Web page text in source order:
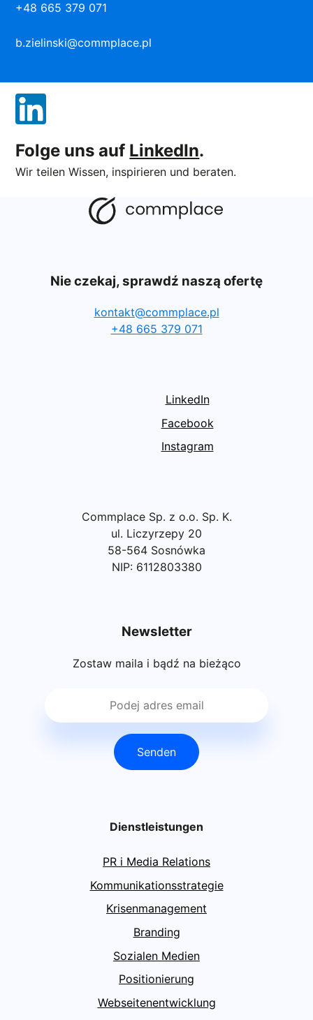
+48 665 379 071
b.zielinski@commplace.pl
Folge uns auf LinkedIn.
Wir teilen Wissen, inspirieren und beraten.
Nie czekaj, sprawdź naszą ofertę
kontakt@commplace.pl
+48 665 379 071
LinkedIn
Facebook
Instagram
Commplace Sp. z o.o. Sp. K.
ul. Liczyrzepy 20
58-564 Sosnówka
NIP: 6112803380
Newsletter
Zostaw maila i bądź na bieżąco
Senden
Dienstleistungen
PR i Media Relations
Kommunikationsstrategie
Krisenmanagement
Branding
Sozialen Medien
Positionierung
Webseitenentwicklung